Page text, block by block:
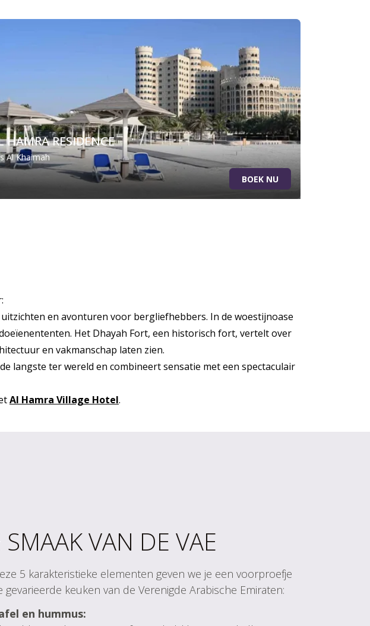
HAMRA RESIDENCE
Al Khaimah
BOEK NU
en avonturen voor bergliefhebbers. In de woestijnoase
Het Dhayah Fort, een historisch fort, vertelt over
en vakmanschap laten zien.
langste ter wereld en combineert sensatie met een spectaculair
Al Hamra Village Hotel.
SMAAK VAN DE VAE
5 karakteristieke elementen geven we je een voorproefje
gevarieerde keuken van de Verenigde Arabische Emiraten:
en hummus: